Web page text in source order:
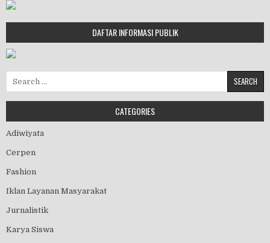
DAFTAR INFORMASI PUBLIK
CATEGORIES
Adiwiyata
Cerpen
Fashion
Iklan Layanan Masyarakat
Jurnalistik
Karya Siswa